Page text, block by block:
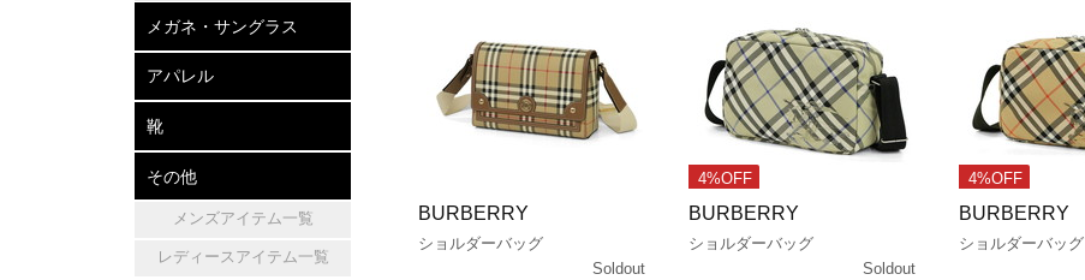
BURBERRY
ショルダーバッグ
Soldout
4%OFF
BURBERRY
ショルダーバッグ
Soldout
4%OFF
BURBERRY
ショルダーバッグ
ピアス
ネックレス
ブレスレット
リング
ヘアアクセサリー
メガネ・サングラス
メガネフレーム
サングラス
アパレル
アパレル
帽子
マフラー・ショール
靴
レザーシューズ
パンプス
スニーカー
その他
キッチン雑貨
ホームフレグランス
消臭グッズ
メンズアイテム一覧
レディースアイテム一覧